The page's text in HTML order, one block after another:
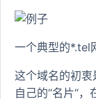
一个典型的*.tel
这个域名的初
自己的“名片“